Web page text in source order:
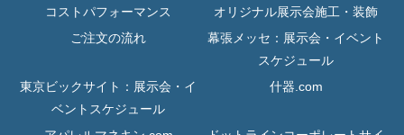
コストパフォーマンス
オリジナル展示会施工・装飾
ご注文の流れ
幕張メッセ：展示会・イベント
スケジュール
東京ビックサイト：展示会・イ
ベントスケジュール
什器.com